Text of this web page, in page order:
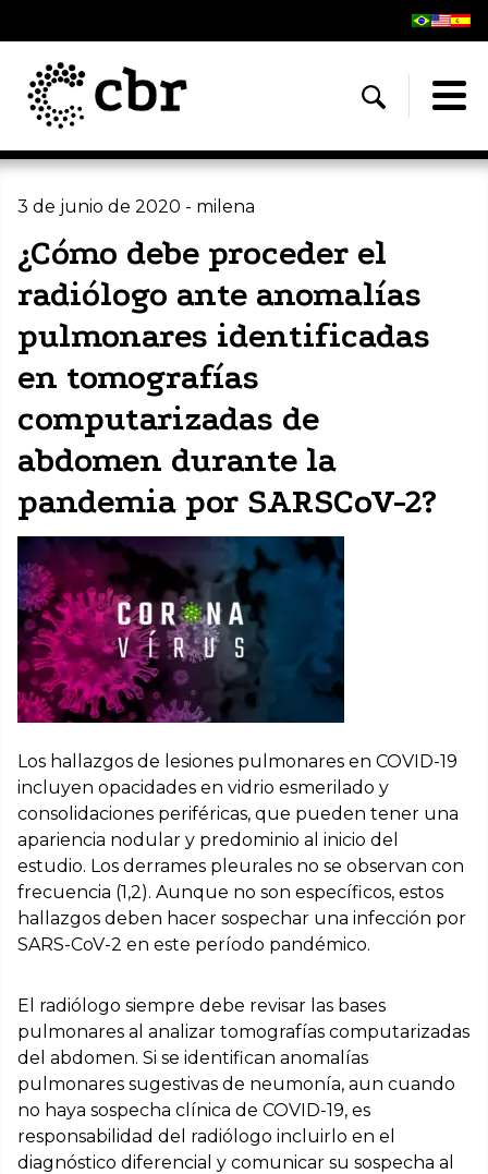
3 de junio de 2020 - milena
¿Cómo debe proceder el
radiólogo ante anomalías
pulmonares identificadas
en tomografías
computarizadas de
abdomen durante la
pandemia por SARSCoV-2?
Los hallazgos de lesiones pulmonares en COVID-19
incluyen opacidades en vidrio esmerilado y
consolidaciones periféricas, que pueden tener una
apariencia nodular y predominio al inicio del
estudio. Los derrames pleurales no se observan con
frecuencia (1,2). Aunque no son específicos, estos
hallazgos deben hacer sospechar una infección por
SARS-CoV-2 en este período pandémico.
El radiólogo siempre debe revisar las bases
pulmonares al analizar tomografías computarizadas
del abdomen. Si se identifican anomalías
pulmonares sugestivas de neumonía, aun cuando
no haya sospecha clínica de COVID-19, es
responsabilidad del radiólogo incluirlo en el
diagnóstico diferencial y comunicar su sospecha al